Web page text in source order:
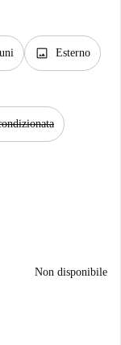
image Esterno
Non disponibile